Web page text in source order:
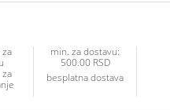
min. za dostavu:
500.00 RSD
besplatna dostava